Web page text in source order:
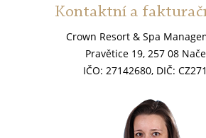
Kontaktní a
Crown Resort & Spa
Pravětice 19, 257 08
IČO: 27142680, DIČ: